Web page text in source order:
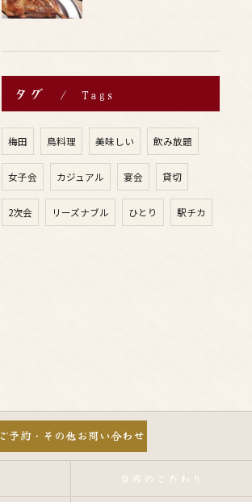
タグ Tags
梅田 鳥料理 美味しい 飲み放題
女子会 カジュアル 宴会 貸切
2次会 リーズナブル ひとり 駅チカ
ご予約・その他お問い合わせ
当店のこだわり